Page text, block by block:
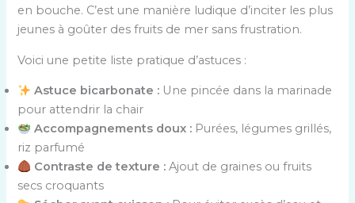
en bouche. C’est une manière ludique d’inciter les plus
jeunes à goûter des fruits de mer sans frustration.
Voici une petite liste pratique d’astuces :
Astuce bicarbonate : Une pincée dans la marinade
pour attendrir la chair
Accompagnements doux : Purées, légumes grillés,
riz parfumé
Contraste de texture : Ajout de graines ou fruits
secs croquants